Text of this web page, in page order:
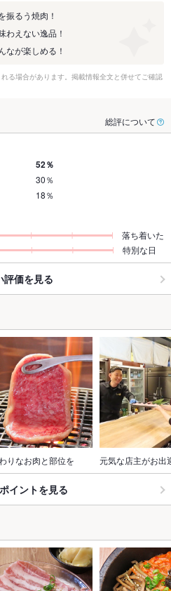
振るう焼肉！
わえない逸品！
なが楽しめる！
る場合があります。掲載情報全文と併せてご確認
総評について
52％
30％
18％
落ち着いた
特別な日
評価を見る
りなお肉と部位を 元気な店主がお出
イントを見る